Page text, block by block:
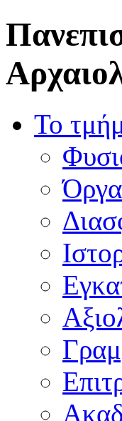
Το